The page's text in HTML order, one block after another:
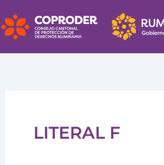
al
contenido
LITERAL F
por: